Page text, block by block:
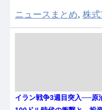
ニュースまとめ, 株
イラン戦争3週目突入──原